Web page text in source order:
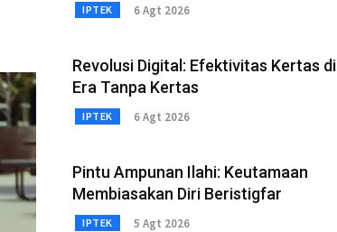
IPTEK 6 Agt 2026
Revolusi Digital: Efektivitas Kertas di
Era Tanpa Kertas
IPTEK 6 Agt 2026
Pintu Ampunan Ilahi: Keutamaan
Membiasakan Diri Beristigfar
IPTEK 5 Agt 2026